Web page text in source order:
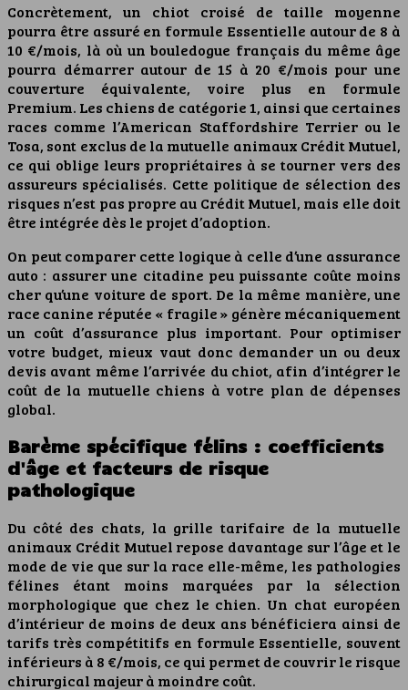
Concrètement, un chiot croisé de taille moyenne
pourra être assuré en formule Essentielle autour de 8 à
10 €/mois, là où un bouledogue français du même âge
pourra démarrer autour de 15 à 20 €/mois pour une
couverture équivalente, voire plus en formule
Premium. Les chiens de catégorie 1, ainsi que certaines
races comme l’American Staffordshire Terrier ou le
Tosa, sont exclus de la mutuelle animaux Crédit Mutuel,
ce qui oblige leurs propriétaires à se tourner vers des
assureurs spécialisés. Cette politique de sélection des
risques n’est pas propre au Crédit Mutuel, mais elle doit
être intégrée dès le projet d’adoption.
On peut comparer cette logique à celle d’une assurance
auto : assurer une citadine peu puissante coûte moins
cher qu’une voiture de sport. De la même manière, une
race canine réputée « fragile » génère mécaniquement
un coût d’assurance plus important. Pour optimiser
votre budget, mieux vaut donc demander un ou deux
devis avant même l’arrivée du chiot, afin d’intégrer le
coût de la mutuelle chiens à votre plan de dépenses
global.
Barème spécifique félins : coefficients
d'âge et facteurs de risque
pathologique
Du côté des chats, la grille tarifaire de la mutuelle
animaux Crédit Mutuel repose davantage sur l’âge et le
mode de vie que sur la race elle-même, les pathologies
félines étant moins marquées par la sélection
morphologique que chez le chien. Un chat européen
d’intérieur de moins de deux ans bénéficiera ainsi de
tarifs très compétitifs en formule Essentielle, souvent
inférieurs à 8 €/mois, ce qui permet de couvrir le risque
chirurgical majeur à moindre coût.